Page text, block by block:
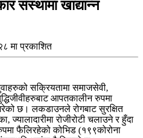
संस्थामा खाद्यान्न
मा प्रकाशित
सक्रियतामा समाजसेवी,
आपतकालीन रुपमा
छ। लकडाउनले रोगबाट सुरक्षित
रोजीरोटी चलाउने र हुँदा
फैलिरहेको कोभिड (१९९कोरोना